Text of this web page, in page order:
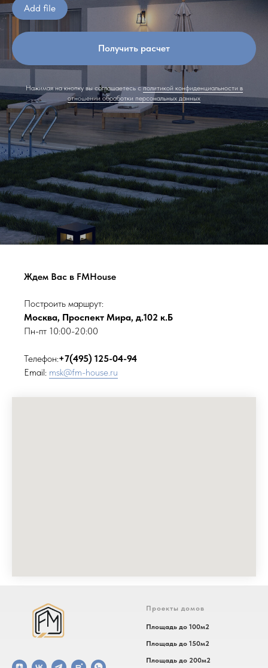
Add file
Получить расчет
Нажимая на кнопку вы соглашаетесь сполитикой конфиденциальности в
отношении обработки персональных данных
Ждем Вас в FMHouse
Построить маршрут:
Москва, Проспект Мира, д.102 к.Б
Пн-пт 10:00-20:00
Телефон:+7(495) 125-04-94
Email: msk@fm-house.ru
Проекты домов
Площадь до 100м2
Площадь до 150м2
Площадь до 200м2